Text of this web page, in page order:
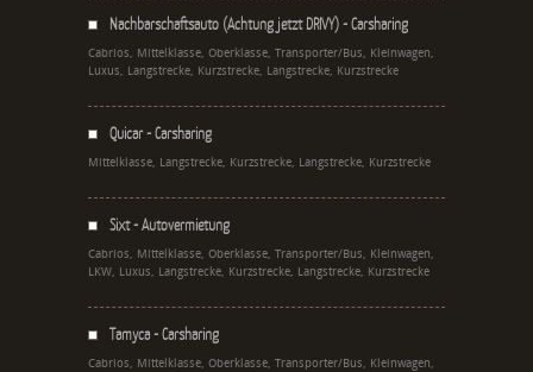
Nachbarschaftsauto (Achtung jetzt DRIVY) - Carsharing
Cabrios, Mittelklasse, Oberklasse, Transporter/Bus, Kleinwagen,
Luxus, Langstrecke, Kurzstrecke, Langstrecke, Kurzstrecke
Quicar - Carsharing
Mittelklasse, Langstrecke, Kurzstrecke, Langstrecke, Kurzstrecke
Sixt - Autovermietung
Cabrios, Mittelklasse, Oberklasse, Transporter/Bus, Kleinwagen,
LKW, Luxus, Langstrecke, Kurzstrecke, Langstrecke, Kurzstrecke
Tamyca - Carsharing
Cabrios, Mittelklasse, Oberklasse, Transporter/Bus, Kleinwagen,